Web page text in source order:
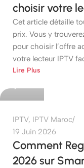
choisir votre
Cet article détaille
prix. Vous y
pour choisir l’offre
votre lecteur IPTV
Lire Plus
etshop
IPTV, IPTV Maroc
19 Juin 2026
Comment
2026 sur